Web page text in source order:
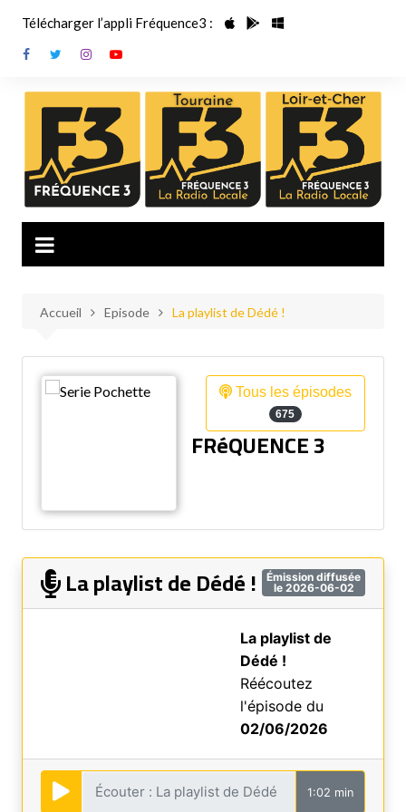
contenu
Télécharger l’appli Fréquence3 :
Accueil Episode La playlist de Dédé !
Tous les épisodes
675
FRéQUENCE 3
Émission diffusée
le 2026-06-02
La playlist de Dédé !
La playlist de
Dédé !
Réécoutez
l'épisode du
02/06/2026
1:02 min